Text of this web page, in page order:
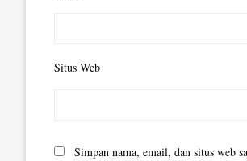
Situs Web
Simpan nama, email, dan situs web